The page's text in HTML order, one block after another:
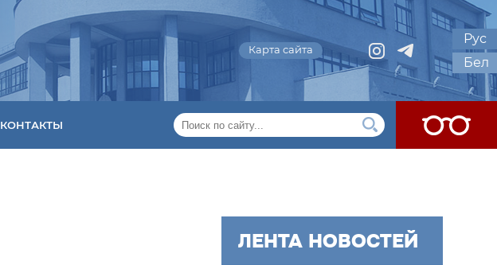
Карта сайта
Рус
Бел
КОНТАКТЫ
ЛЕНТА НОВОСТЕЙ